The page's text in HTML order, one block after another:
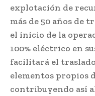
explotación de
más de 50 años de
el inicio de la
100% eléctrico en
facilitará el
elementos propios
contribuyendo así